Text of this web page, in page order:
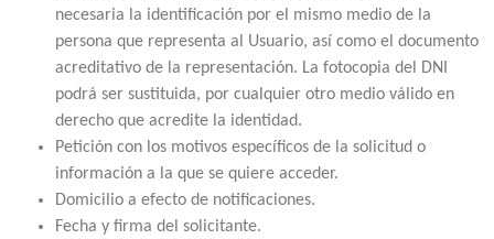
necesaria la identificación por el mismo medio de la
persona que representa al Usuario, así como el documento
acreditativo de la representación. La fotocopia del DNI
podrá ser sustituida, por cualquier otro medio válido en
derecho que acredite la identidad.
Petición con los motivos específicos de la solicitud o
información a la que se quiere acceder.
Domicilio a efecto de notificaciones.
Fecha y firma del solicitante.